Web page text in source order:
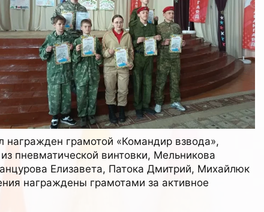
награжден грамотой «Командир взвода»,
пневматической винтовки, Мельникова
Елизавета, Патока Дмитрий, Михайлюк
награждены грамотами за активное